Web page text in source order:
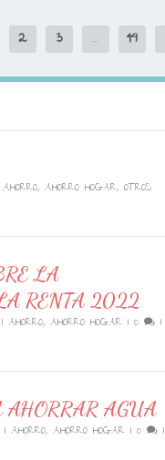
2 3 ... 49
AHORRO,AHORRO HOGAR,OTROS
LA
RENTA 2022
|AHORRO,AHORRO HOGAR |0 |
AHORRAR AGUA
|AHORRO,AHORRO HOGAR |0 |